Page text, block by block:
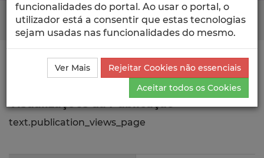
Search Button
Ciência_Iscte Publicações
Descrição Detalhada da
Publicação
Visualizações
text.publication_views_page
funcionalidades do portal. Ao usar o portal, o
utilizador está a consentir que estas tecnologias
sejam usadas nas funcionalidades do mesmo.
Ver Mais
Rejeitar Cookies não essenciais
Aceitar todos os Cookies